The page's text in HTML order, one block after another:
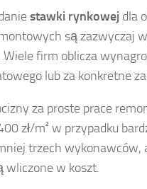
stawki rynkowej dla
są zazwyczaj
firm oblicza
lub za konkretne
za proste prace
zł/m² w przypadku
trzech wykonawców,
wliczone w koszt.